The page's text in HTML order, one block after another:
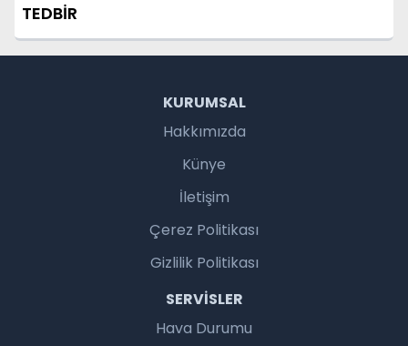
TEDBİR
KURUMSAL
Hakkımızda
Künye
İletişim
Çerez Politikası
Gizlilik Politikası
SERVISLER
Hava Durumu